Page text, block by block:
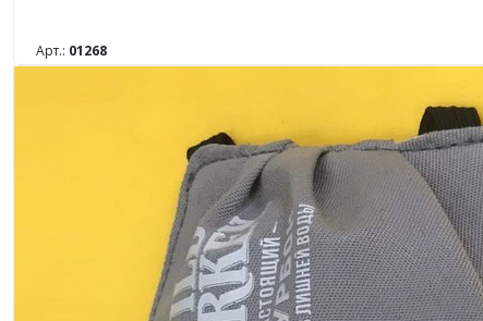
Арт.: 01268